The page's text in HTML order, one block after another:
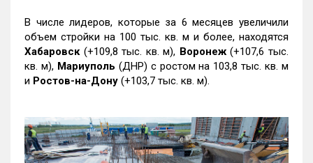
В числе лидеров, которые за 6 месяцев увеличили
объем стройки на 100 тыс. кв. м и более, находятся
Хабаровск (+109,8 тыс. кв. м), Воронеж(+107,6 тыс.
кв. м), Мариуполь (ДНР) с ростом на 103,8 тыс. кв. м
и Ростов-на-Дону (+103,7 тыс. кв. м).